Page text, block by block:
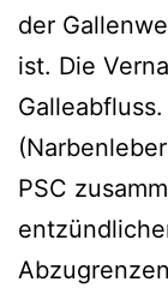
der
ist. Die
PSC